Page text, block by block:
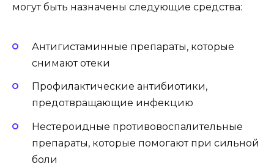
могут быть назначены следующие средства:
Антигистаминные препараты, которые
снимают отеки
Профилактические антибиотики,
предотвращающие инфекцию
Нестероидные противовоспалительные
препараты, которые помогают при сильной
боли